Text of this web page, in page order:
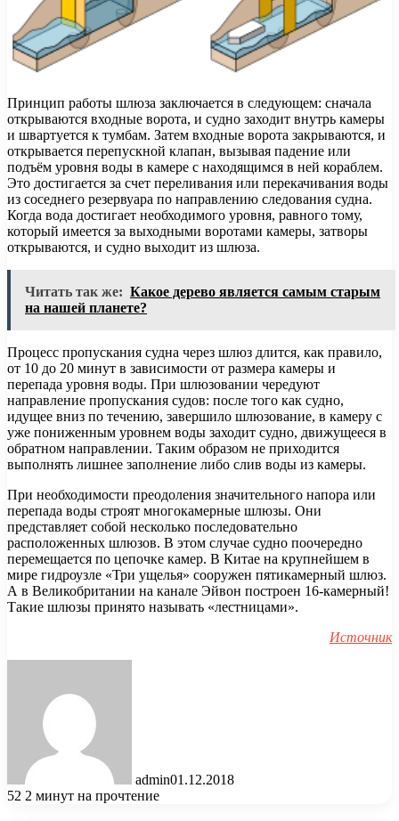
Принцип работы шлюза заключается в следующем: сначала
открываются входные ворота, и судно заходит внутрь камеры
и швартуется к тумбам. Затем входные ворота закрываются, и
открывается перепускной клапан, вызывая падение или
подъём уровня воды в камере с находящимся в ней кораблем.
Это достигается за счет переливания или перекачивания воды
из соседнего резервуара по направлению следования судна.
Когда вода достигает необходимого уровня, равного тому,
который имеется за выходными воротами камеры, затворы
открываются, и судно выходит из шлюза.
Читать так же: Какое дерево является самым старым
на нашей планете?
Процесс пропускания судна через шлюз длится, как правило,
от 10 до 20 минут в зависимости от размера камеры и
перепада уровня воды. При шлюзовании чередуют
направление пропускания судов: после того как судно,
идущее вниз по течению, завершило шлюзование, в камеру с
уже пониженным уровнем воды заходит судно, движущееся в
обратном направлении. Таким образом не приходится
выполнять лишнее заполнение либо слив воды из камеры.
При необходимости преодоления значительного напора или
перепада воды строят многокамерные шлюзы. Они
представляет собой несколько последовательно
расположенных шлюзов. В этом случае судно поочередно
перемещается по цепочке камер. В Китае на крупнейшем в
мире гидроузле «Три ущелья» сооружен пятикамерный шлюз.
А в Великобритании на канале Эйвон построен 16-камерный!
Такие шлюзы принято называть «лестницами».
Источник
admin01.12.2018
52 2 минут на прочтение